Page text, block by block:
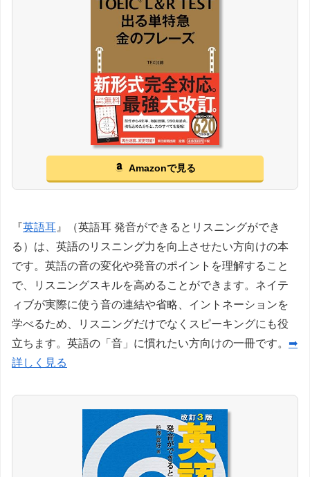
Amazonで見る
『英語耳 』（英語耳 発音ができるとリスニングができ
る）は、英語のリスニング力を向上させたい方向けの本
です。英語の音の変化や発音のポイントを理解すること
で、リスニングスキルを高めることができます。ネイテ
ィブが実際に使う音の連結や省略、イントネーションを
学べるため、リスニングだけでなくスピーキングにも役
立ちます。英語の「音」に慣れたい方向けの一冊です。 ➡
詳しく見る